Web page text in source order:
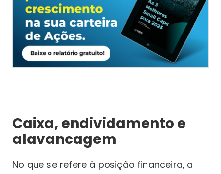
Caixa, endividamento e
alavancagem
No que se refere à posição financeira, a